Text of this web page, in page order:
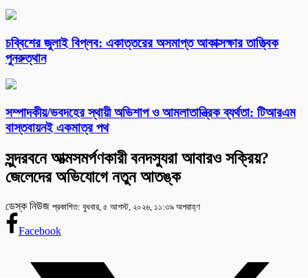
চব্বিশের জুলাই বিপ্লব: একাত্তরের অসমাপ্ত আকাক্সক্ষার তাত্ত্বিক
পুনরুত্থান
সম্পাদকীয়/ভবদহের স্থায়ী অভিশাপ ও আমলাতান্ত্রিক ব্যর্থতা: টিআরএম
বাস্তবায়নই একমাত্র পথ
সুন্দরবনে আত্মসমর্পণকারী বনদস্যুরা আবারও সক্রিয়?
জেলেদের অভিযোগে নতুন আতঙ্ক
ডেস্ক নিউজ প্রকাশিত: বুধবার, ৫ আগস্ট, ২০২৬, ১১:৩৯ অপরাহ্ণ
Facebook